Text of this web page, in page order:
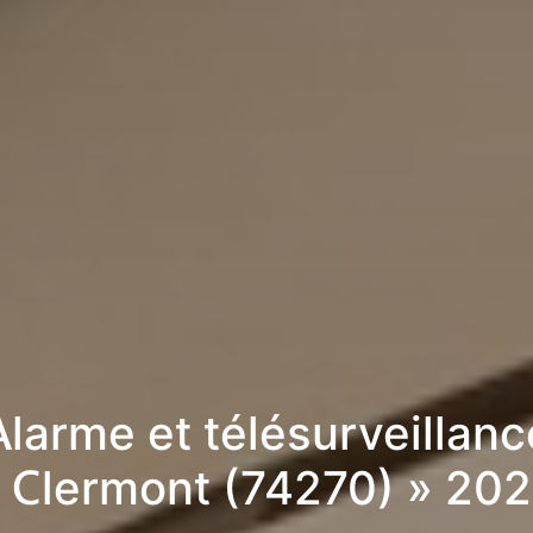
et
Clermont (74270) »